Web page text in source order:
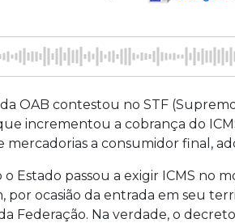
OAB contestou no STF
incrementou a cobrança do
mercadorias a consumidor final,
Estado passou a exigir ICMS no
por ocasião da entrada em seu
Federação. Na verdade, o